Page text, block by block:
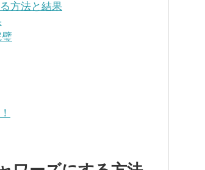
方法と結果